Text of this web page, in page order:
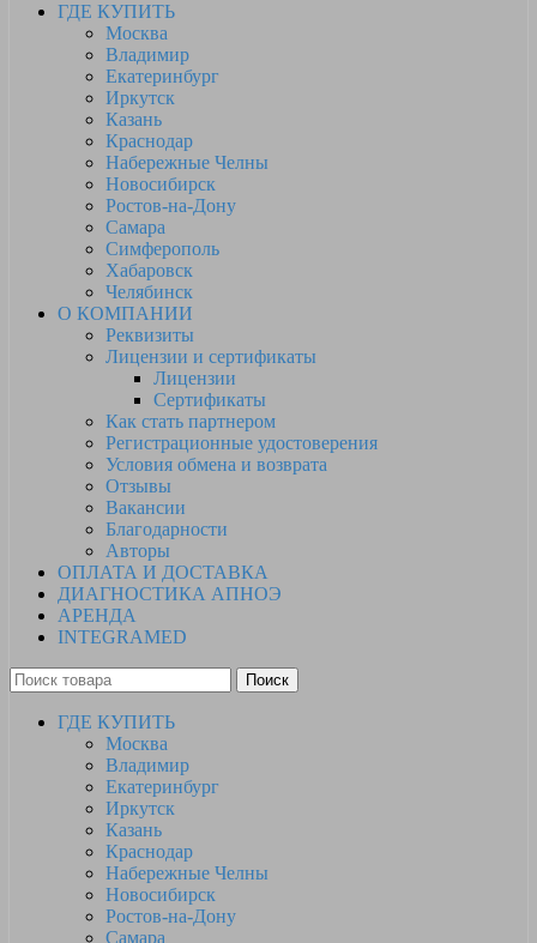
ГДЕ КУПИТЬ
Москва
Владимир
Екатеринбург
Иркутск
Казань
Краснодар
Набережные Челны
Новосибирск
Ростов-на-Дону
Самара
Симферополь
Хабаровск
Челябинск
О КОМПАНИИ
Реквизиты
Лицензии и сертификаты
Лицензии
Сертификаты
Как стать партнером
Регистрационные удостоверения
Условия обмена и возврата
Отзывы
Вакансии
Благодарности
Авторы
ОПЛАТА И ДОСТАВКА
ДИАГНОСТИКА АПНОЭ
АРЕНДА
INTEGRAMED
Поиск
ГДЕ КУПИТЬ
Москва
Владимир
Екатеринбург
Иркутск
Казань
Краснодар
Набережные Челны
Новосибирск
Ростов-на-Дону
Самара